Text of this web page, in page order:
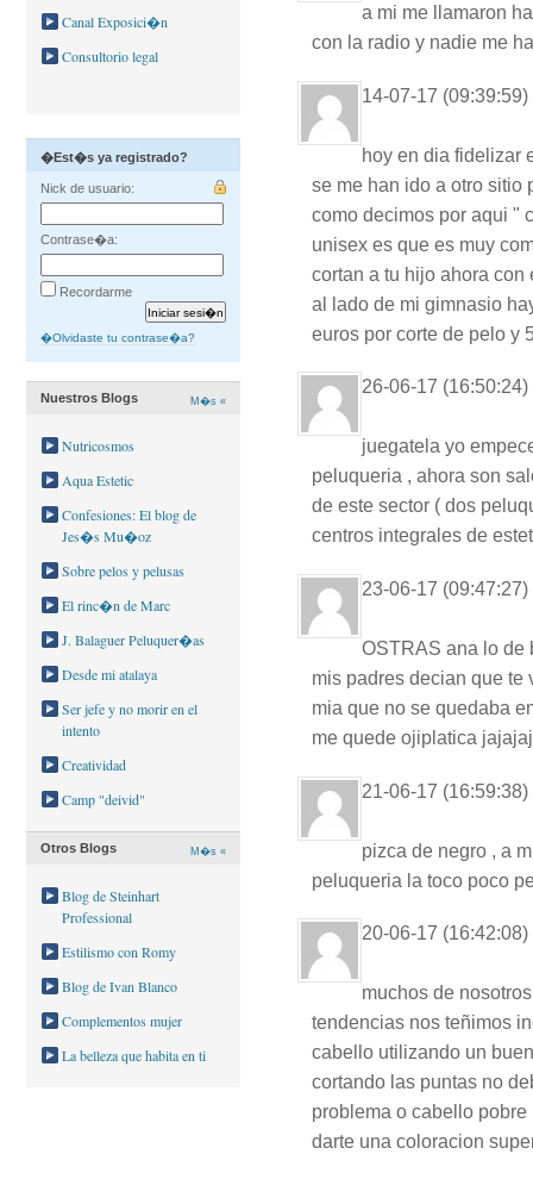
Canal Exposici�n
Consultorio legal
�Est�s ya registrado?
Nick de usuario:
Contrase�a:
Recordarme
�Olvidaste tu contrase�a?
Nuestros Blogs M�s «
Nutricosmos
Aqua Estetic
Confesiones: El blog de
Jes�s Mu�oz
Sobre pelos y pelusas
El rinc�n de Marc
J. Balaguer Peluquer�as
Desde mi atalaya
Ser jefe y no morir en el
intento
Creatividad
Camp "deivid"
Otros Blogs M�s «
Blog de Steinhart
Professional
Estilismo con Romy
Blog de Ivan Blanco
Complementos mujer
La belleza que habita en ti
a mi me llamaron
con la radio y nadie me
14-07-17 (09:39:59)
hoy en dia fidelizar
se me han ido a otro sitio
como decimos por aqui "
unisex es que es muy
cortan a tu hijo ahora con
al lado de mi gimnasio
euros por corte de pelo y
26-06-17 (16:50:24)
juegatela yo
peluqueria , ahora son
de este sector ( dos
centros integrales de
23-06-17 (09:47:27)
OSTRAS ana lo de
mis padres decian que
mia que no se quedaba
me quede ojiplatica
21-06-17 (16:59:38)
pizca de negro , a
peluqueria la toco poco
20-06-17 (16:42:08)
muchos de
tendencias nos teñimos
cabello utilizando un
cortando las puntas no
problema o cabello
darte una coloracion